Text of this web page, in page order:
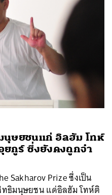
นุษยชนแก่ อิลฮัม โทห์
ยกูร์ ซึ่งยังคงถูกจำ
Sakharov Prize ซึ่งเป็น
ทธิมนุษยชน แด่อิลฮัม โทห์ติ